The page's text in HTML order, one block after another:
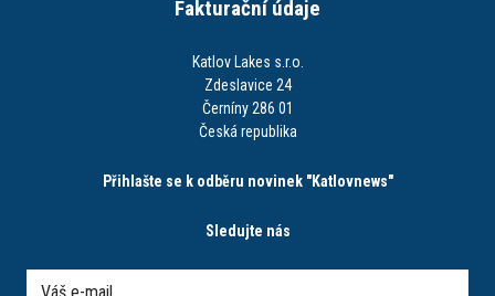
Fakturační údaje
Katlov Lakes s.r.o.
Zdeslavice 24
Černíny 286 01
Česká republika
Přihlašte se k odběru novinek "Katlovnews"
Sledujte nás